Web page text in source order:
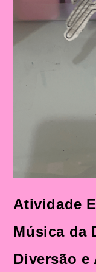
Atividade
Música da
Diversão e